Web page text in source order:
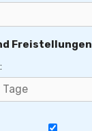
Freistellungen